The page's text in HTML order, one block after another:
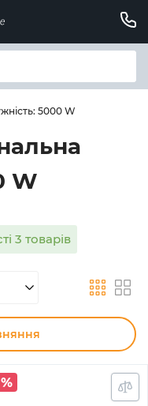
5000 W
W
3 товарів